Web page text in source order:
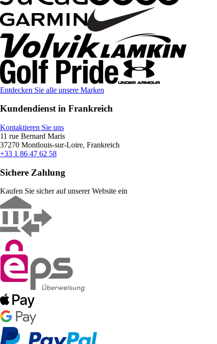
Entdecken Sie alle unsere Marken
Kundendienst in Frankreich
Kontaktieren Sie uns
11 rue Bernard Maris
37270 Montlouis-sur-Loire, Frankreich
+33 1 86 47 62 58
Sichere Zahlung
Kaufen Sie sicher auf unserer Website ein